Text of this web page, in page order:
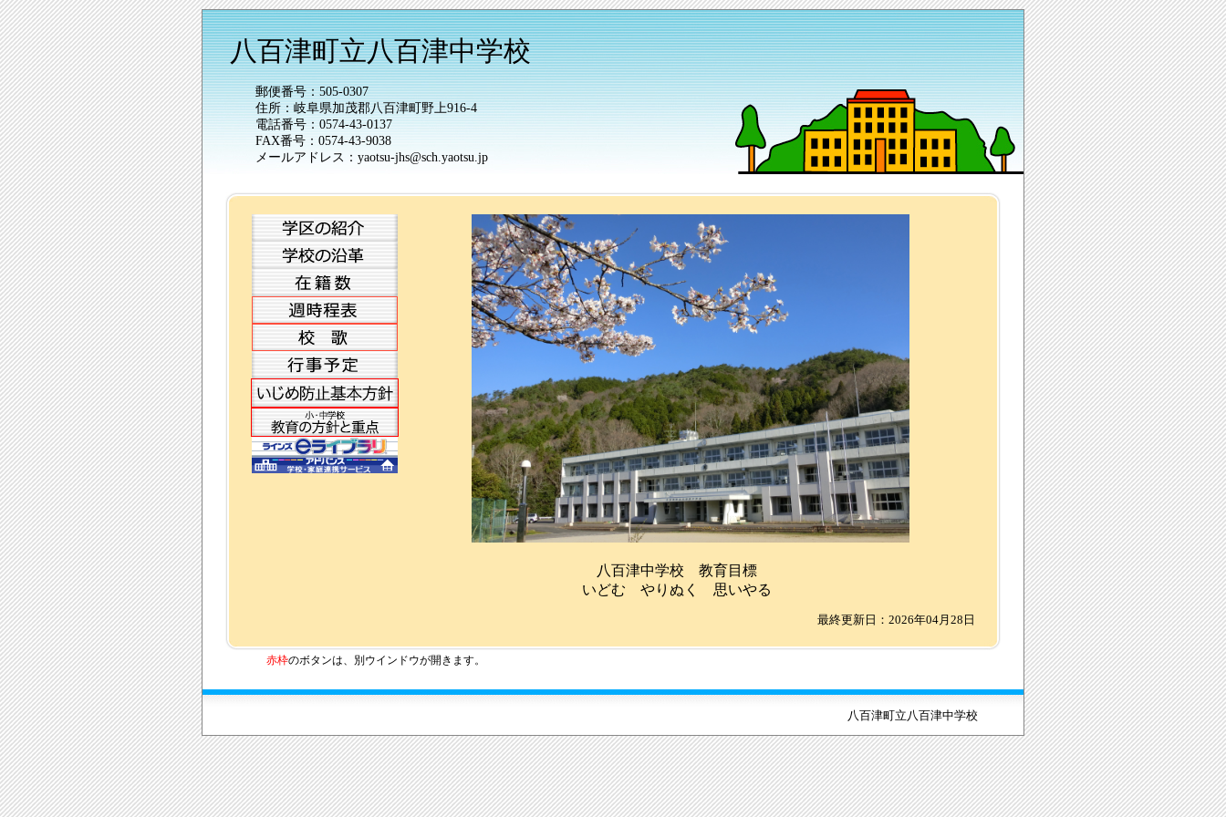
八百津町立八百津中学校
郵便番号：505-0307
住所：岐阜県加茂郡八百津町野上916-4
電話番号：0574-43-0137
FAX番号：0574-43-9038
メールアドレス：yaotsu-jhs@sch.yaotsu.jp
八百津中学校 教育目標
いどむ やりぬく 思いやる
最終更新日：2026年04月28日
赤枠のボタンは、別ウインドウが開きます。
八百津町立八百津中学校